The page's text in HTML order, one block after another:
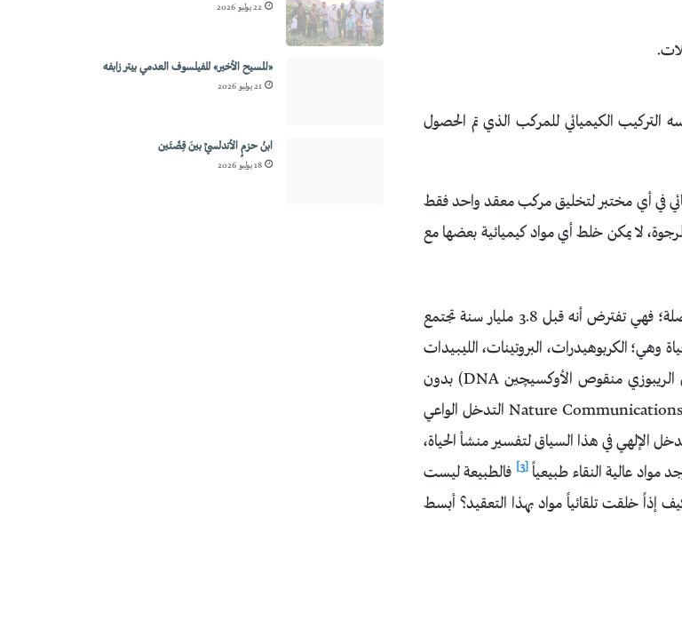
التركيب الكيميائي للمركب الذي تم الحصول
في أي مختبر لتخليق مركب معقد واحد فقط
لا يمكن خلط أي مواد كيميائية بعضها مع
وأبحاث أصل الحياة (Prebiotic Chemistry/Abiogenesis) تقابل هذه المعضلة؛ فهي تفترض أنه قبل 3.8 مليار سنة تجتمع
وهي؛ الكربوهيدرات، البروتينات، الليبيدات
(الدهون)، الأحماض النووية (الحمض النووي الريبوزي RNA، الحمض النووي الريبوزي منقوص الأوكسيچين DNA) بدون
تدخل من كينونة واعية، كما يقول عالم الكيمياء Clemens Richert في دورية Nature Communications التدخل الواعي
الإلهي في هذا السياق لتفسير منشأ الحياة،
مواد عالية النقاء طبيعياً[3]
فالطبيعة ليست
إذاً خلقت تلقائياً مواد بهذا التعقيد؟ أبسط
22 يوليو 2026
«المسيح الأخير» للفيلسوف العدمي بيتر زابفه
21 يوليو 2026
ابنُ حزمٍ الأندلسيِّ بينَ قِصَّتَين
18 يوليو 2026